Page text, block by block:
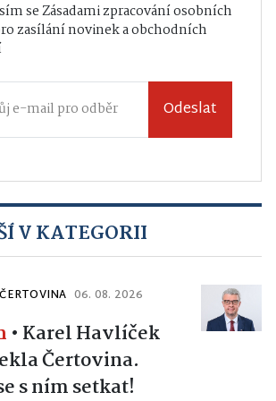
seZásadami zpracování osobních
zasílání novinek a obchodních
Odeslat
V KATEGORII
06. 08. 2026
• Karel Havlíček
Čertovina.
s ním setkat!